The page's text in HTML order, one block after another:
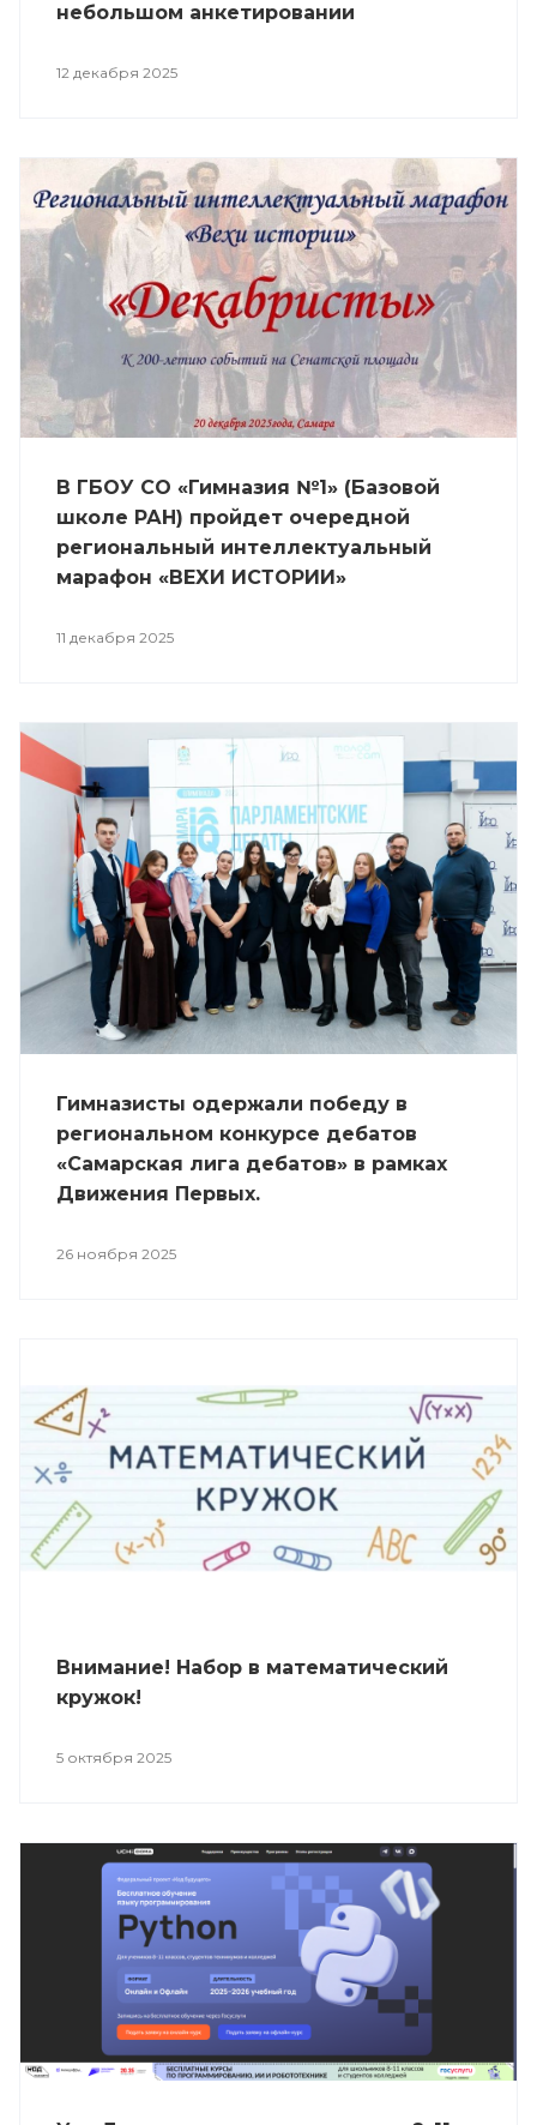
небольшом анкетировании
12 декабря 2025
В ГБОУ СО «Гимназия №1» (Базовой
школе РАН) пройдет очередной
региональный интеллектуальный
марафон «ВЕХИ ИСТОРИИ»
11 декабря 2025
Гимназисты одержали победу в
региональном конкурсе дебатов
«Самарская лига дебатов» в рамках
Движения Первых.
26 ноября 2025
Внимание! Набор в математический
кружок!
5 октября 2025